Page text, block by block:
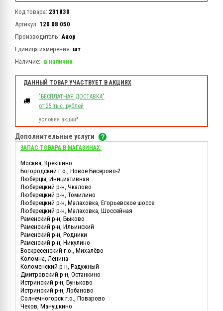
Код товара: 231830
Артикул: 120 08 050
Производитель: Акор
Единица измерения: шт
Наличие: в наличии
ДАННЫЙ ТОВАР УЧАСТВУЕТ В АКЦИЯХ
"БЕСПЛАТНАЯ ДОСТАВКА"
от 25 тыс. рублей
условия акции*
Дополнительные услуги
ЗАПАС ТОВАРА В МАГАЗИНАХ:
Москва, Крекшино
Богородский г.о., Новое Бисерово-2
Люберцы, Инициативная
Люберецкий р-н, Чкалово
Люберецкий р-н, Томилино
Люберецкий р-н, Малаховка, Егорьевское шоссе
Люберецкий р-н, Малаховка, Шоссейная
Раменский р-н, Быково
Раменский р-н, Ильинский
Раменский р-н, Родники
Раменский р-н, Никулино
Воскресенский г.о., Михалёво
Коломна, Ленина
Коломенский р-н, Радужный
Дмитровский р-н, Останкино
Истринский р-н, Буньково
Истринский р-н, Лобаново
Солнечногорск г.о., Поварово
Чехов, Манушкино